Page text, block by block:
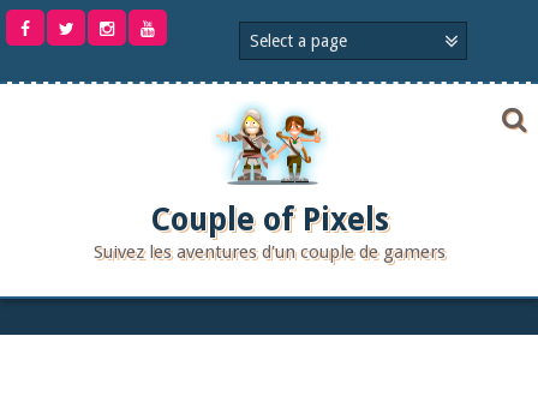
Aller
Couple of Pixels
Suivez les aventures d'un couple de gamers